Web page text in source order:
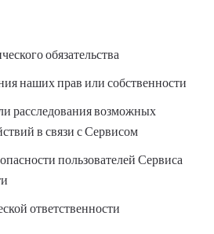
обязательства
наших прав или собственности
расследования возможных
в связи с Сервисом
пользователей Сервиса
ответственности